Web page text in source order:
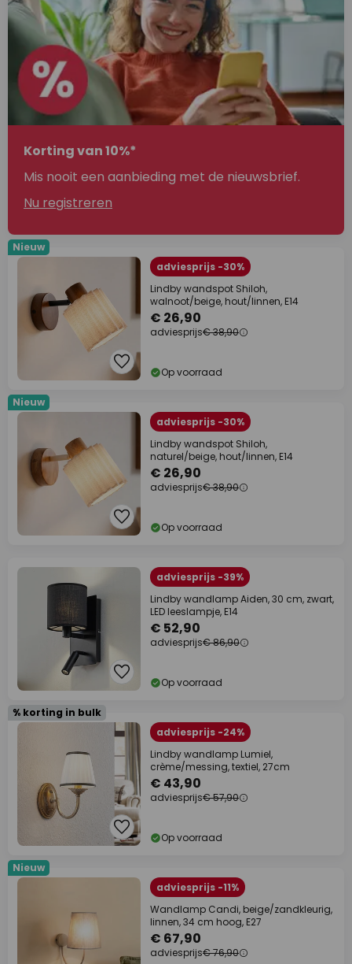
Korting van 10%*
Mis nooit een aanbieding met de nieuwsbrief.
Nu registreren
Nieuw
adviesprijs -30%
Lindby wandspot Shiloh,
walnoot/beige, hout/linnen, E14
€ 26,90
adviesprijs€ 38,90
Op voorraad
Nieuw
adviesprijs -30%
Lindby wandspot Shiloh,
naturel/beige, hout/linnen, E14
€ 26,90
adviesprijs€ 38,90
Op voorraad
adviesprijs -39%
Lindby wandlamp Aiden, 30 cm, zwart,
LED leeslampje, E14
€ 52,90
adviesprijs€ 86,90
Op voorraad
% korting in bulk
adviesprijs -24%
Lindby wandlamp Lumiel,
crème/messing, textiel, 27cm
€ 43,90
adviesprijs€ 57,90
Op voorraad
Nieuw
adviesprijs -11%
Wandlamp Candi, beige/zandkleurig,
linnen, 34 cm hoog, E27
€ 67,90
adviesprijs€ 76,90